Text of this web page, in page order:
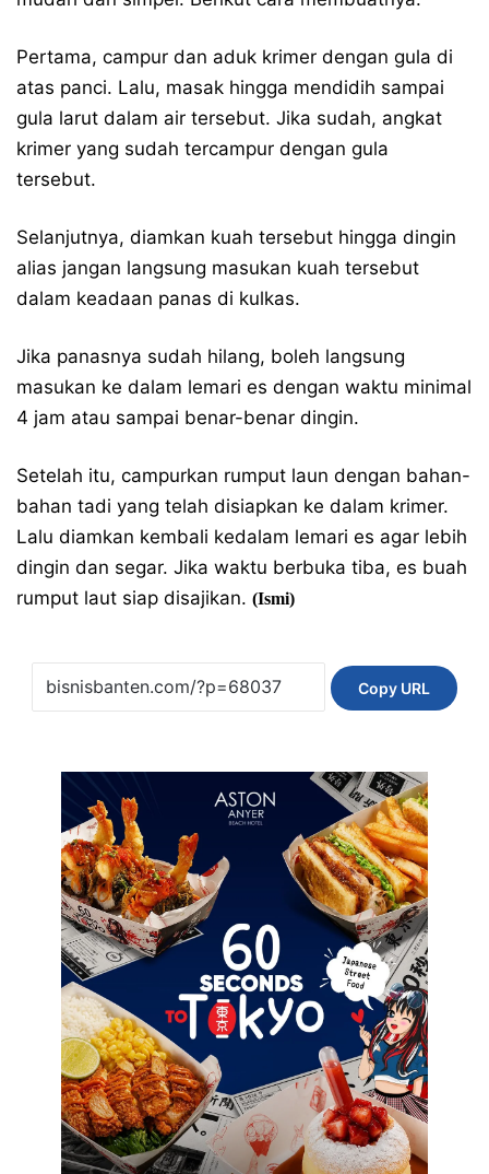
Pertama, campur dan aduk krimer dengan gula di
atas panci. Lalu, masak hingga mendidih sampai
gula larut dalam air tersebut. Jika sudah, angkat
krimer yang sudah tercampur dengan gula
tersebut.
Selanjutnya, diamkan kuah tersebut hingga dingin
alias jangan langsung masukan kuah tersebut
dalam keadaan panas di kulkas.
Jika panasnya sudah hilang, boleh langsung
masukan ke dalam lemari es dengan waktu minimal
4 jam atau sampai benar-benar dingin.
Setelah itu, campurkan rumput laun dengan bahan-
bahan tadi yang telah disiapkan ke dalam krimer.
Lalu diamkan kembali kedalam lemari es agar lebih
dingin dan segar. Jika waktu berbuka tiba, es buah
rumput laut siap disajikan. (Ismi)
Copy URL